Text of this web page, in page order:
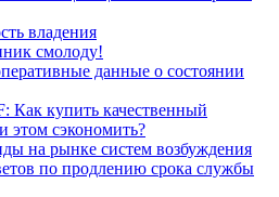
владения
смолоду!
данные о состоянии
купить качественный
этом сэкономить?
на рынке систем возбуждения
по продлению срока службы